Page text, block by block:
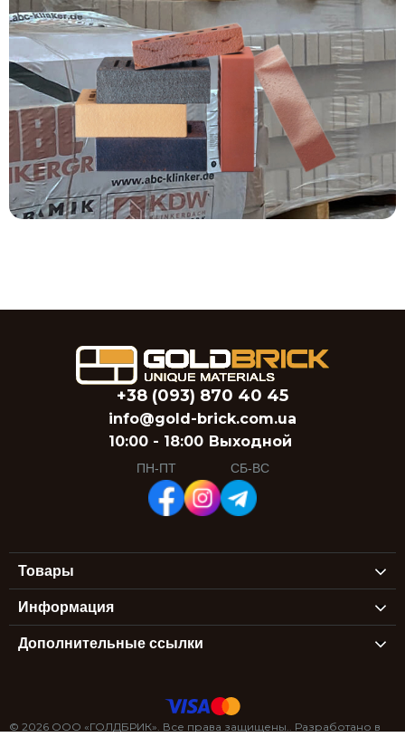
+38 (093) 870 40 45
info@gold-brick.com.ua
10:00 - 18:00
ПН-ПТ
Выходной
СБ-ВС
Товары
Информация
Дополнительные ссылки
© 2026 ООО «ГОЛДБРИК». Все права защищены.. Разработано в